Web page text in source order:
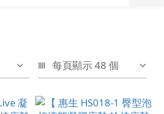
每頁顯示 48 個